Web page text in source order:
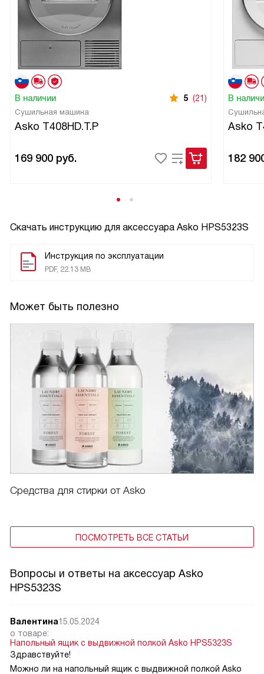
Скачать инструкцию для аксессуара Asko HPS5323S
Инструкция по эксплуатации
PDF, 22.13 MB
Может быть полезно
Средства для стирки от Asko
ПОСМОТРЕТЬ ВСЕ СТАТЬИ
В наличии 5 (21)
Сушильная машина
Asko T408HD.T.P
169 900 руб.
В
Asko
182
Вопросы и ответы на аксессуар Asko
HPS5323S
Валентина15.05.2024
о товаре:
Напольный ящик с выдвижной полкой Asko HPS5323S
Здравствуйте!
Можно ли на напольный ящик с выдвижной полкой Asko